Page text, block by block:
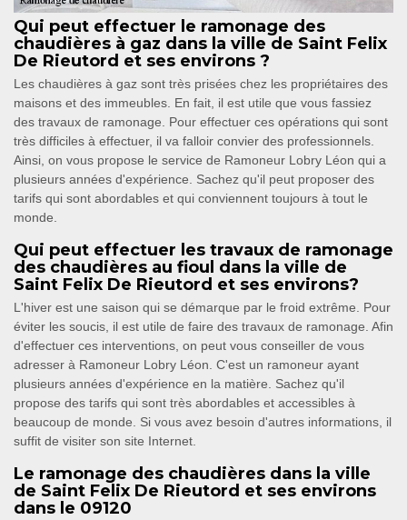
Qui peut effectuer le ramonage des
chaudières à gaz dans la ville de Saint Felix
De Rieutord et ses environs ?
Les chaudières à gaz sont très prisées chez les propriétaires des
maisons et des immeubles. En fait, il est utile que vous fassiez
des travaux de ramonage. Pour effectuer ces opérations qui sont
très difficiles à effectuer, il va falloir convier des professionnels.
Ainsi, on vous propose le service de Ramoneur Lobry Léon qui a
plusieurs années d'expérience. Sachez qu'il peut proposer des
tarifs qui sont abordables et qui conviennent toujours à tout le
monde.
Qui peut effectuer les travaux de ramonage
des chaudières au fioul dans la ville de
Saint Felix De Rieutord et ses environs?
L'hiver est une saison qui se démarque par le froid extrême. Pour
éviter les soucis, il est utile de faire des travaux de ramonage. Afin
d'effectuer ces interventions, on peut vous conseiller de vous
adresser à Ramoneur Lobry Léon. C'est un ramoneur ayant
plusieurs années d'expérience en la matière. Sachez qu'il
propose des tarifs qui sont très abordables et accessibles à
beaucoup de monde. Si vous avez besoin d'autres informations, il
suffit de visiter son site Internet.
Le ramonage des chaudières dans la ville
de Saint Felix De Rieutord et ses environs
dans le 09120